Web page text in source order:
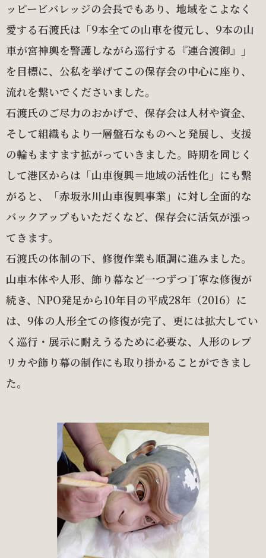
ッピービバレッジの会長でもあり、地域をこよなく
愛する石渡氏は「9本全ての山車を復元し、9本の山
車が宮神輿を警護しながら巡行する『連合渡御』」
を目標に、公私を挙げてこの保存会の中心に座り、
流れを繋いでくださいました。
石渡氏のご尽力のおかげで、保存会は人材や資金、
そして組織もより一層盤石なものへと発展し、支援
の輪もますます拡がっていきました。時期を同じく
して港区からは「山車復興＝地域の活性化」にも繋
がると、「赤坂氷川山車復興事業」に対し全面的な
バックアップもいただくなど、保存会に活気が漲っ
てきます。
石渡氏の体制の下、修復作業も順調に進みました。
山車本体や人形、飾り幕など一つずつ丁寧な修復が
続き、NPO発足から10年目の平成28年（2016）に
は、9体の人形全ての修復が完了、更には拡大してい
く巡行・展示に耐えうるために必要な、人形のレプ
リカや飾り幕の制作にも取り掛かることができまし
た。